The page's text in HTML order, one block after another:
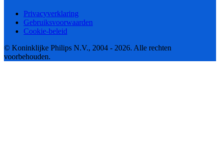
Privacyverklaring
Gebruiksvoorwaarden
Cookie-beleid
© Koninklijke Philips N.V., 2004 - 2026. Alle rechten
voorbehouden.